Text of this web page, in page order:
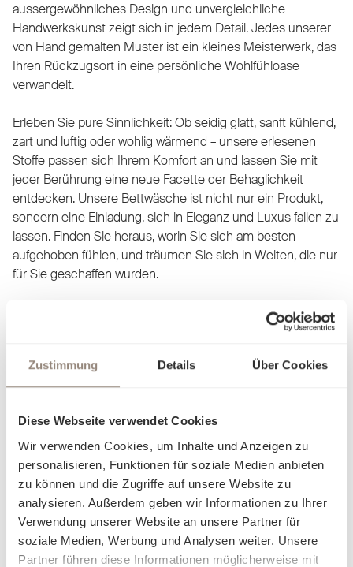
Zustimmung Details Über Cookies
Diese Webseite verwendet Cookies
Wir verwenden Cookies, um Inhalte und Anzeigen zu
personalisieren, Funktionen für soziale Medien anbieten
zu können und die Zugriffe auf unsere Website zu
analysieren. Außerdem geben wir Informationen zu Ihrer
Verwendung unserer Website an unsere Partner für
soziale Medien, Werbung und Analysen weiter. Unsere
Partner führen diese Informationen möglicherweise mit
aussergewöhnliches Design und unvergleichliche
Handwerkskunst zeigt sich in jedem Detail. Jedes unserer
von Hand gemalten Muster ist ein kleines Meisterwerk, das
Ihren Rückzugsort in eine persönliche Wohlfühloase
verwandelt.
Erleben Sie pure Sinnlichkeit: Ob seidig glatt, sanft kühlend,
zart und luftig oder wohlig wärmend – unsere erlesenen
Stoffe passen sich Ihrem Komfort an und lassen Sie mit
jeder Berührung eine neue Facette der Behaglichkeit
entdecken. Unsere Bettwäsche ist nicht nur ein Produkt,
sondern eine Einladung, sich in Eleganz und Luxus fallen zu
lassen. Finden Sie heraus, worin Sie sich am besten
aufgehoben fühlen, und träumen Sie sich in Welten, die nur
für Sie geschaffen wurden.